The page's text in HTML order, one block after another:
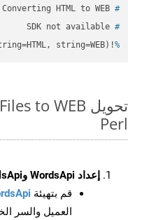
#
Converting HTML to WEB
#
SDK not available
%
!(EXTRA string=HTML, string=WEB)
Perl
إعداد WordsApi وCellsApi
قم بتهيئة